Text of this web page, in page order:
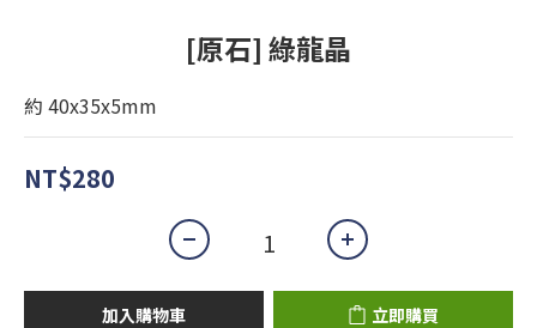
[原石] 綠龍晶
約 40x35x5mm
NT$280
加入購物車 立即購買